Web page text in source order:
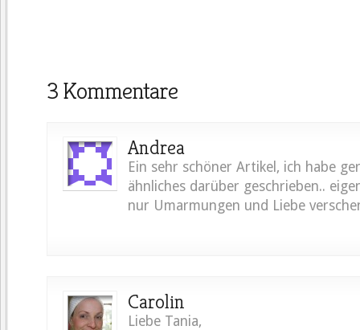
3 Kommentare
Andrea
Ein sehr schöner Artikel, ich habe
ähnliches darüber geschrieben..
nur Umarmungen und Liebe
Carolin
Liebe Tania,